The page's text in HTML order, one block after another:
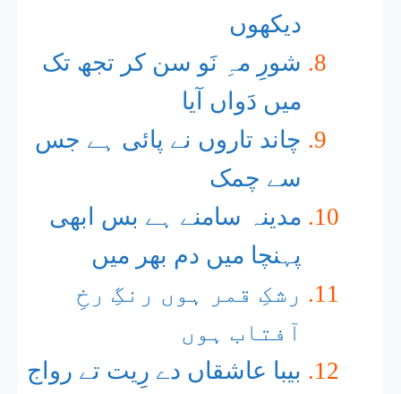
دیکھوں
شورِ مہِ نَو سن کر تجھ تک
میں دَواں آیا
چاند تاروں نے پائی ہے جس
سے چمک
مدینہ سامنے ہے بس ابھی
پہنچا میں دم بھر میں
رشکِ قمر ہوں رنگِ رخِ
آفتاب ہوں
بیبا عاشقاں دے رِیت تے رواج